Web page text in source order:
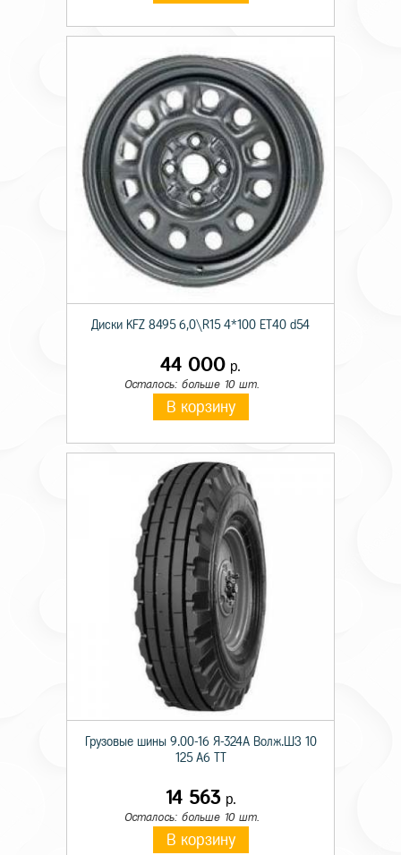
Диски KFZ 8495 6,0\R15 4*100 ET40 d54
44 000 р.
Осталось: больше 10 шт.
В корзину
Грузовые шины 9.00-16 Я-324А Волж.ШЗ 10
125 A6 TT
14 563р.
Осталось: больше 10 шт.
В корзину